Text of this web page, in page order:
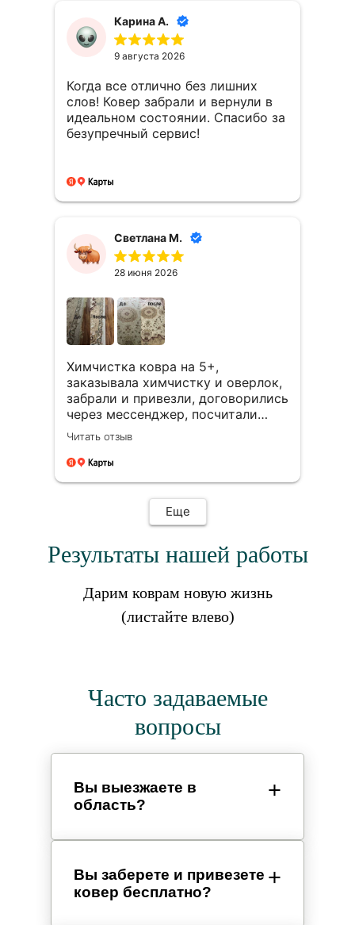
ребята ,которые выгребают грязь
с вековых ковров. Вы молодцы 👏!
Так держать!
Карина А.
9 августа 2026
Когда все отлично без лишних
слов! Ковер забрали и вернули в
идеальном состоянии. Спасибо за
безупречный сервис!
Светлана М.
28 июня 2026
Химчистка ковра на 5+,
заказывала химчистку и оверлок,
забрали и привезли, договорились
через мессенджер, посчитали
стоимость, оплата после чистки
Ковров, довольна результатом
ооочень, спасибо огромное
Читать отзыв
Еще
Результаты нашей работы
Дарим коврам новую жизнь
(листайте влево)
Часто задаваемые
вопросы
Вы выезжаете в
область?
Вы заберете и привезете
ковер бесплатно?